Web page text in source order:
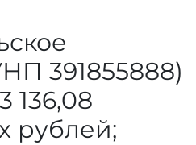
391855888)
136,08
рублей;